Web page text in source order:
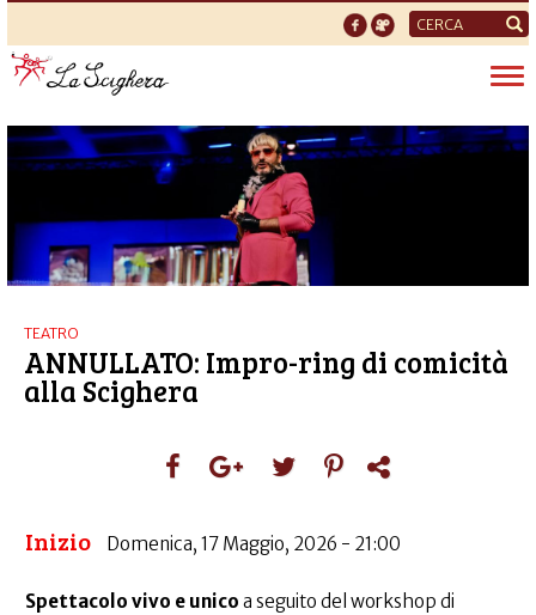
Form
di
ricerca
TEATRO
ANNULLATO: Impro-ring di comicità
alla Scighera
Inizio Domenica, 17 Maggio, 2026 - 21:00
Spettacolo vivo e unico a seguito del workshop di